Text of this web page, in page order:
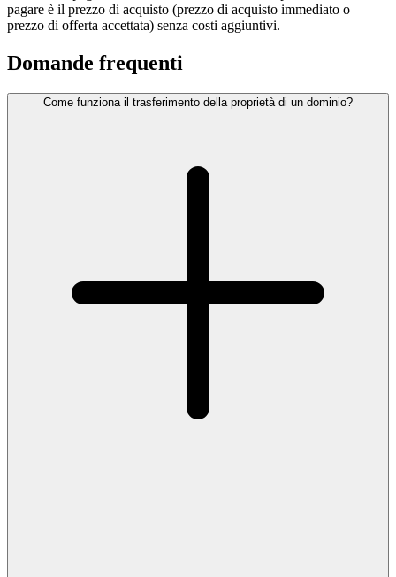
pagare è il prezzo di acquisto (prezzo di acquisto immediato o
prezzo di offerta accettata) senza costi aggiuntivi.
Domande frequenti
Come funziona il trasferimento della proprietà di un dominio?